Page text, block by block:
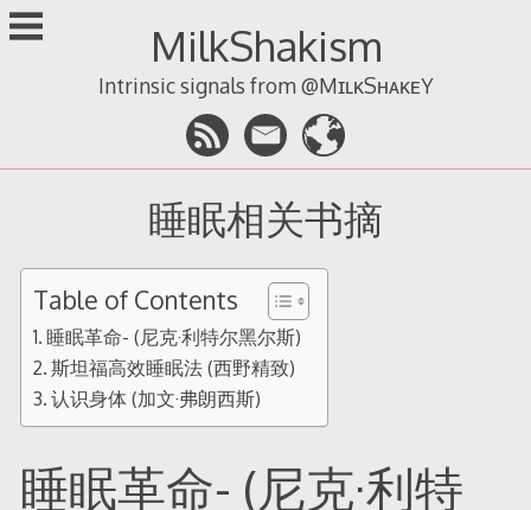
跳
至
MilkShakism
Intrinsic signals from @MɪʟᴋSʜᴀᴋᴇY
睡眠相关书摘
Table of Contents
睡眠革命- (尼克·利特尔黑尔斯)
斯坦福高效睡眠法 (西野精致)
认识身体 (加文·弗朗西斯)
睡眠革命- (尼克·利特